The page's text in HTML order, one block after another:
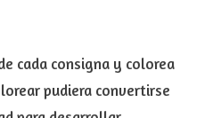
cada consigna y colorea
pudiera convertirse